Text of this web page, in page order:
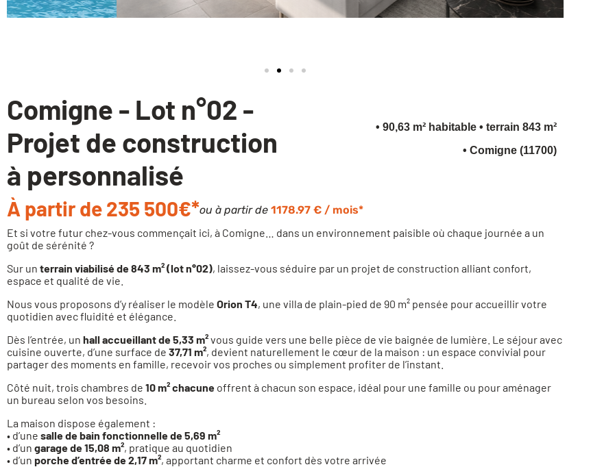
Comigne - Lot n°02 -
Projet de construction
à personnalisé
• 90,63 m² habitable • terrain 843 m²
• Comigne (11700)
À partir de 235 500€*ou à partir de 1178.97 € / mois*
Et si votre futur chez-vous commençait ici, à Comigne… dans un environnement paisible où chaque journée a un
goût de sérénité ?
Sur un terrain viabilisé de 843 m² (lot n°02), laissez-vous séduire par un projet de construction alliant confort,
espace et qualité de vie.
Nous vous proposons d’y réaliser le modèle Orion T4, une villa de plain-pied de 90 m² pensée pour accueillir votre
quotidien avec fluidité et élégance.
Dès l’entrée, un hall accueillant de 5,33 m²vous guide vers une belle pièce de vie baignée de lumière. Le séjour avec
cuisine ouverte, d’une surface de 37,71 m², devient naturellement le cœur de la maison : un espace convivial pour
partager des moments en famille, recevoir vos proches ou simplement profiter de l’instant.
Côté nuit, trois chambres de 10 m² chacune offrent à chacun son espace, idéal pour une famille ou pour aménager
un bureau selon vos besoins.
La maison dispose également :
• d’une salle de bain fonctionnelle de 5,69 m²
• d’un garage de 15,08 m², pratique au quotidien
• d’un porche d’entrée de 2,17 m², apportant charme et confort dès votre arrivée